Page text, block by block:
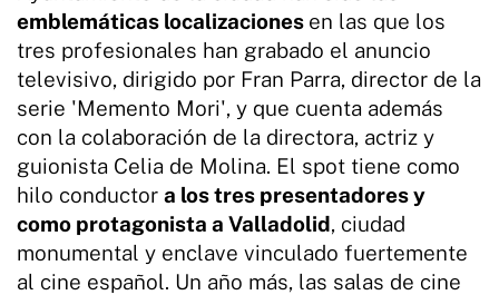
emblemáticas localizaciones en las que los
tres profesionales han grabado el anuncio
televisivo, dirigido por Fran Parra, director de la
serie 'Memento Mori', y que cuenta además
con la colaboración de la directora, actriz y
guionista Celia de Molina. El spot tiene como
hilo conductor a los tres presentadores y
como protagonista a Valladolid, ciudad
monumental y enclave vinculado fuertemente
al cine español. Un año más, las salas de cine